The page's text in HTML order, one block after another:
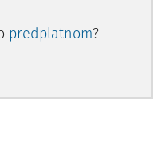
predplatnom?